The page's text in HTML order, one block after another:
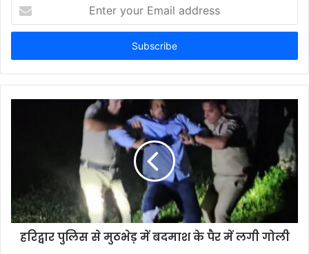
your
Email
हरिद्वार पुलिस से मुठभेड़ में बदमाश के पैर में लगी गोली